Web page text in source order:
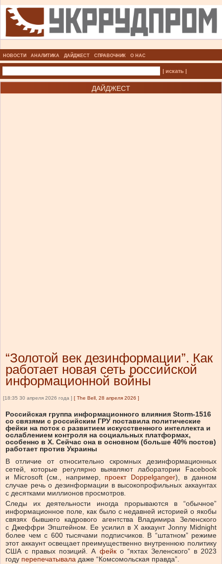
НОВОСТИ АНАЛИТИКА ДАЙДЖЕСТ СПРАВОЧНИК О НАС
| искать |
ДАЙДЖЕСТ
“Золотой век дезинформации”. Как
работает новая сеть российской
информационной войны
[18:35 30 апреля 2026 года ] [ The Bell, 28 апреля 2026 ]
Российская группа информационного влияния Storm-1516
со связями с российским ГРУ поставила политические
фейки на поток с развитием искусственного интеллекта и
ослаблением контроля на социальных платформах,
особенно в Х. Сейчас она в основном (больше 40% постов)
работает против Украины
В отличие от относительно скромных дезинформационных
сетей, которые регулярно выявляют лаборатории Facebook
и Microsoft (см., например, проект Doppelganger), в данном
случае речь о дезинформации в высокопрофильных аккаунтах
с десятками миллионов просмотров.
Следы их деятельности иногда прорываются в “обычное”
информационное поле, как было с недавней историей о якобы
связях бывшего кадрового агентства Владимира Зеленского
с Джеффри Эпштейном. Ее усилил в Х аккаунт Jonny Midnight
более чем с 600 тысячами подписчиков. В “штатном” режиме
этот аккаунт освещает преимущественно внутреннюю политику
США с правых позиций. А фейко “яхтах Зеленского” в 2023
году перепечатывала даже “Комсомольская правда”.